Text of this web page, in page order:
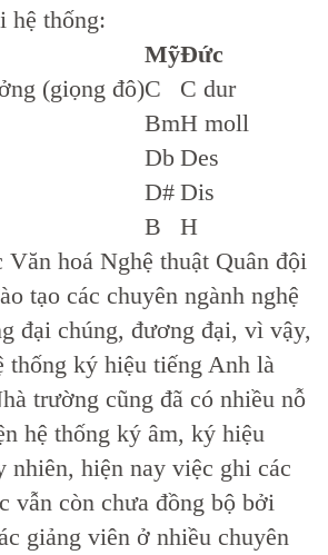
hệ thống:
MỹĐức
(giọng đô)C
C dur
BmH moll
Db Des
D# Dis
B
H
hoá Nghệ thuật Quân đội
tạo các chuyên ngành nghệ
đại chúng, đương đại, vì vậy,
thống ký hiệu tiếng Anh là
trường cũng đã có nhiều nỗ
hệ thống ký âm, ký hiệu
nhiên, hiện nay việc ghi các
vẫn còn chưa đồng bộ bởi
giảng viên ở nhiều chuyên